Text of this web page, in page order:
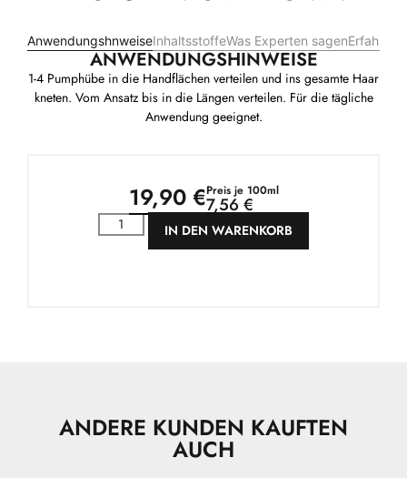
AnwendungshnweiseInhaltsstoffeWas Experten sagen
ANWENDUNGSHINWEISE
1-4 Pumphübe in die Handflächen verteilen und ins gesamte Haar
kneten. Vom Ansatz bis in die Längen verteilen. Für die tägliche
Anwendung geeignet.
19,90 €Preis je 100ml
7,56 €
IN DEN WARENKORB
ANDERE KUNDEN KAUFTEN
AUCH